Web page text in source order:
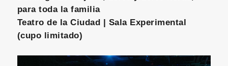
para toda la familia
Teatro de la Ciudad | Sala Experimental
(cupo limitado)